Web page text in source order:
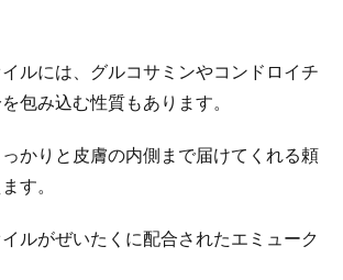
ルには、グルコサミンやコンドロイチ
包み込む性質もあります。
かりと皮膚の内側まで届けてくれる頼
す。
ルがぜいたくに配合されたエミューク